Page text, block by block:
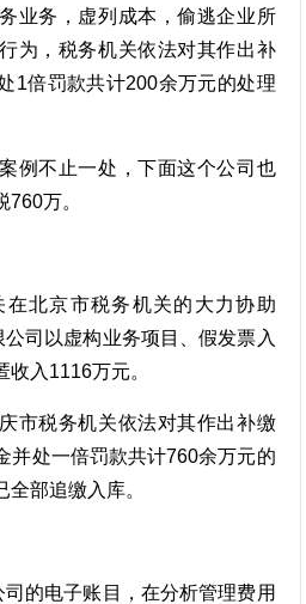
业务，虚列成本，偷逃企业所
为，税务机关依法对其作出补
1倍罚款共计200余万元的处理
例不止一处，下面这个公司也
万。
北京市税务机关的大力协助
司以虚构业务项目、假发票入
入1116万元。
市税务机关依法对其作出补缴
并处一倍罚款共计760余万元的
部追缴入库。
的电子账目，在分析管理费用